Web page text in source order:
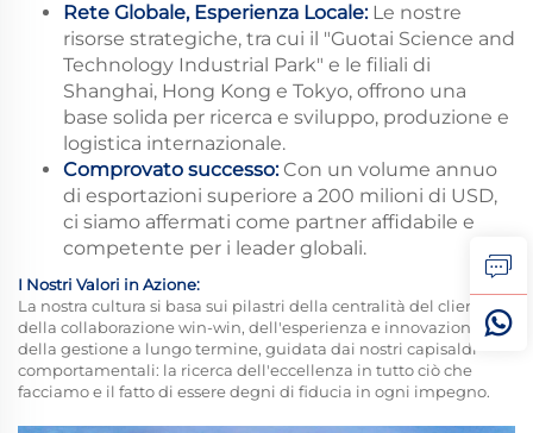
Rete Globale, Esperienza Locale: Le nostre
risorse strategiche, tra cui il "Guotai Science and
Technology Industrial Park" e le filiali di
Shanghai, Hong Kong e Tokyo, offrono una
base solida per ricerca e sviluppo, produzione e
logistica internazionale.
Comprovato successo: Con un volume annuo
di esportazioni superiore a 200 milioni di USD,
ci siamo affermati come partner affidabile e
competente per i leader globali.
I Nostri Valori in Azione:
La nostra cultura si basa sui pilastri della centralità del cliente,
della collaborazione win-win, dell'esperienza e innovazione e
della gestione a lungo termine, guidata dai nostri capisaldi
comportamentali: la ricerca dell'eccellenza in tutto ciò che
facciamo e il fatto di essere degni di fiducia in ogni impegno.